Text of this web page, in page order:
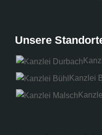
Unsere
Kanzlei